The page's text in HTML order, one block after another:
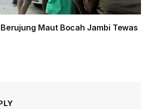
Maut Bocah Jambi Tewas